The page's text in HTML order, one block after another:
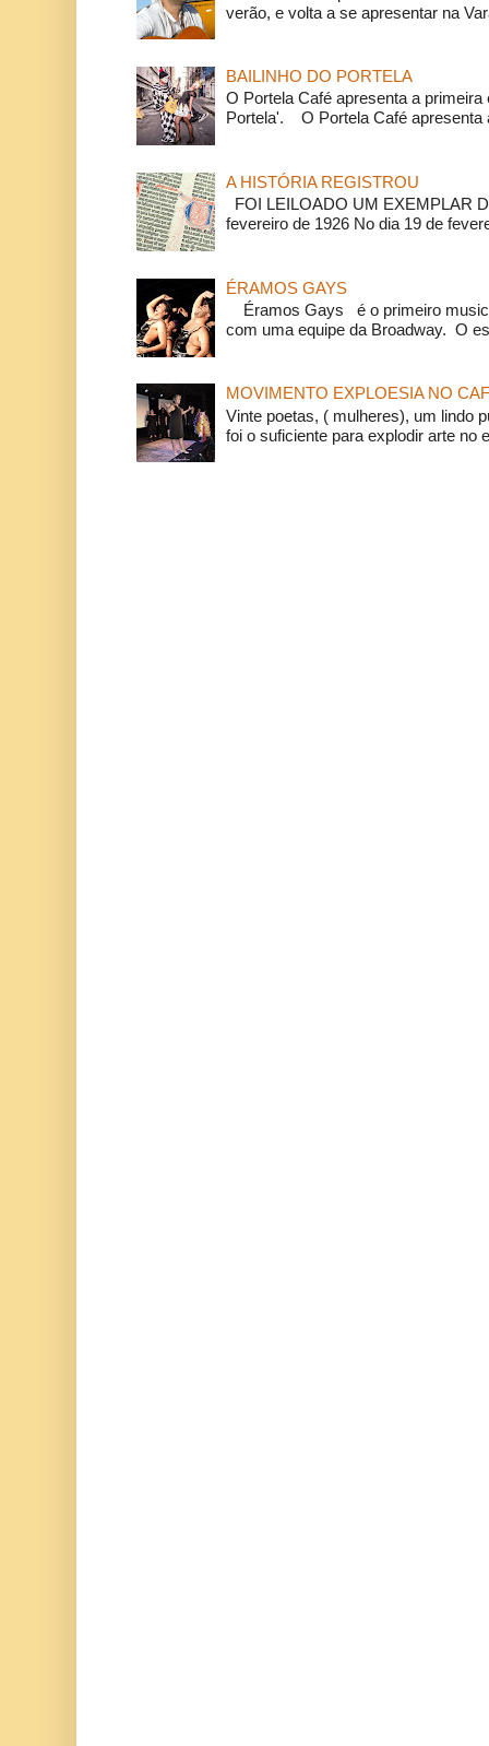
verão, e volta a se apresentar na
BAILINHO DO PORTELA
O Portela Café apresenta a
Portela'. O Portela Café apresenta
A HISTÓRIA REGISTROU
FOI LEILOADO UM EXEMPLAR
fevereiro de 1926 No dia 19 de
ÉRAMOS GAYS
Éramos Gays é o primeiro
com uma equipe da Broadway. O
MOVIMENTO EXPLOESIA NO
Vinte poetas, ( mulheres), um lindo
foi o suficiente para explodir arte no